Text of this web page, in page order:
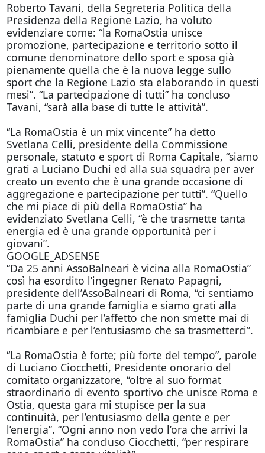
Roberto Tavani, della Segreteria Politica della
Presidenza della Regione Lazio, ha voluto
evidenziare come: “la RomaOstia unisce
promozione, partecipazione e territorio sotto il
comune denominatore dello sport e sposa già
pienamente quella che è la nuova legge sullo
sport che la Regione Lazio sta elaborando in questi
mesi”. “La partecipazione di tutti” ha concluso
Tavani, “sarà alla base di tutte le attività”.
“La RomaOstia è un mix vincente” ha detto
Svetlana Celli, presidente della Commissione
personale, statuto e sport di Roma Capitale, “siamo
grati a Luciano Duchi ed alla sua squadra per aver
creato un evento che è una grande occasione di
aggregazione e partecipazione per tutti”. “Quello
che mi piace di più della RomaOstia” ha
evidenziato Svetlana Celli, “è che trasmette tanta
energia ed è una grande opportunità per i
giovani”.
GOOGLE_ADSENSE
“Da 25 anni AssoBalneari è vicina alla RomaOstia”
così ha esordito l’ingegner Renato Papagni,
presidente dell’AssoBalneari di Roma, “ci sentiamo
parte di una grande famiglia e siamo grati alla
famiglia Duchi per l’affetto che non smette mai di
ricambiare e per l’entusiasmo che sa trasmetterci”.
“La RomaOstia è forte; più forte del tempo”, parole
di Luciano Ciocchetti, Presidente onorario del
comitato organizzatore, “oltre al suo format
straordinario di evento sportivo che unisce Roma e
Ostia, questa gara mi stupisce per la sua
continuità, per l’entusiasmo della gente e per
l’energia”. “Ogni anno non vedo l’ora che arrivi la
RomaOstia” ha concluso Ciocchetti, “per respirare